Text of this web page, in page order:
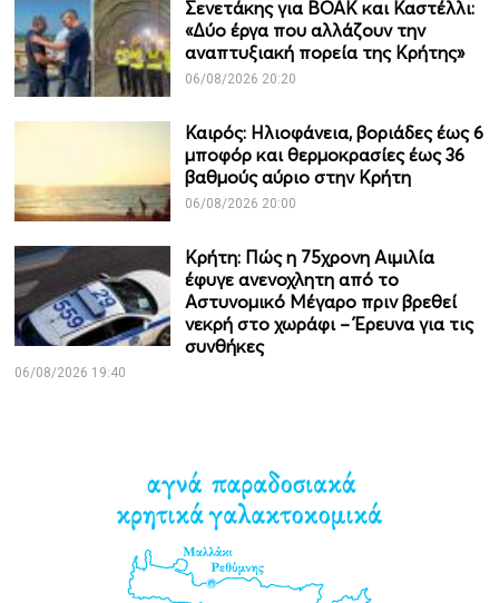
Σενετάκης για ΒΟΑΚ και Καστέλλι:
«Δύο έργα που αλλάζουν την
αναπτυξιακή πορεία της Κρήτης»
06/08/2026 20:20
Καιρός: Ηλιοφάνεια, βοριάδες έως 6
μποφόρ και θερμοκρασίες έως 36
βαθμούς αύριο στην Κρήτη
06/08/2026 20:00
Κρήτη: Πώς η 75χρονη Αιμιλία
έφυγε ανενοχλητη από το
Αστυνομικό Μέγαρο πριν βρεθεί
νεκρή στο χωράφι – Έρευνα για τις
συνθήκες
06/08/2026 19:40